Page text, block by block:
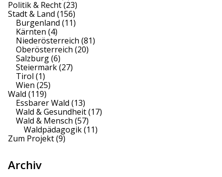
Politik & Recht(23)
Stadt & Land (156)
Burgenland (11)
Kärnten (4)
Niederösterreich (81)
Oberösterreich (20)
Salzburg(6)
Steiermark(27)
Tirol (1)
Wien (25)
Wald (119)
Essbarer Wald (13)
Wald & Gesundheit(17)
Wald & Mensch (57)
Waldpädagogik(11)
Zum Projekt(9)
Archiv